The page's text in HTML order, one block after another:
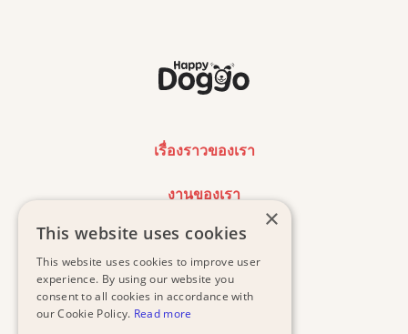
เรื่องราวของเรา
งานของเรา
น้องหมาที่รอการรับเลี้ยง
ค้นหาคลินิกฟรี
×
This website uses cookies
This website uses cookies to improve user
experience. By using our website you
consent to all cookies in accordance with
our Cookie Policy. Read more